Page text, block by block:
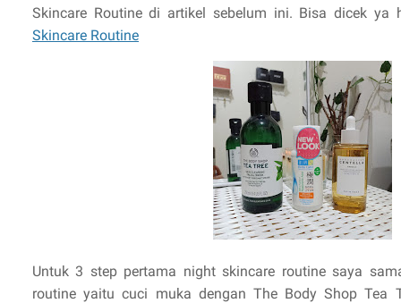
Skincare Routine di artikel sebelum ini. Bisa dicek ya
Skincare Routine
Untuk 3 step pertama night skincare routine saya
routine yaitu cuci muka dengan The Body Shop Tea